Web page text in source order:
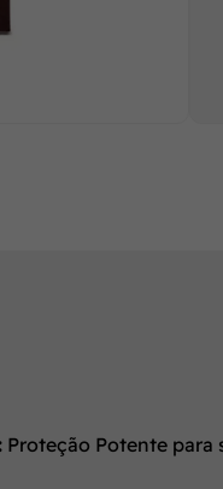
Proteção Potente para